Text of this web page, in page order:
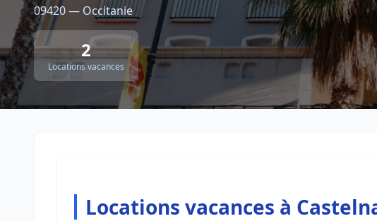
09420 — Occitanie
2
Locations vacances
Locations vacances à